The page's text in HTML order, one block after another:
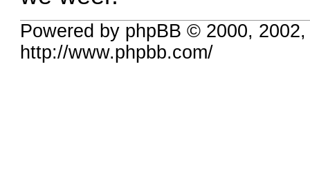
Powered by phpBB © 2000,
http://www.phpbb.com/